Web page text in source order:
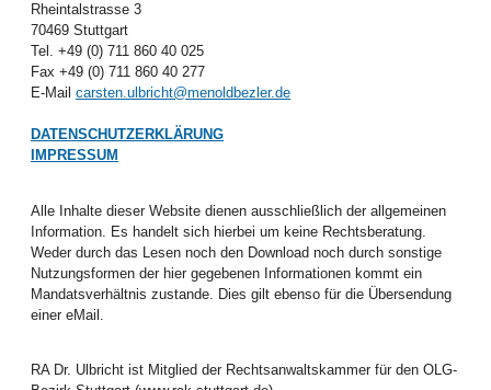
Rheintalstrasse 3
70469 Stuttgart
Tel. +49 (0) 711 860 40 025
Fax +49 (0) 711 860 40 277
E-Mail carsten.ulbricht@menoldbezler.de
DATENSCHUTZERKLÄRUNG
IMPRESSUM
Alle Inhalte dieser Website dienen ausschließlich der allgemeinen
Information. Es handelt sich hierbei um keine Rechtsberatung.
Weder durch das Lesen noch den Download noch durch sonstige
Nutzungsformen der hier gegebenen Informationen kommt ein
Mandatsverhältnis zustande. Dies gilt ebenso für die Übersendung
einer eMail.
RA Dr. Ulbricht ist Mitglied der Rechtsanwaltskammer für den OLG-